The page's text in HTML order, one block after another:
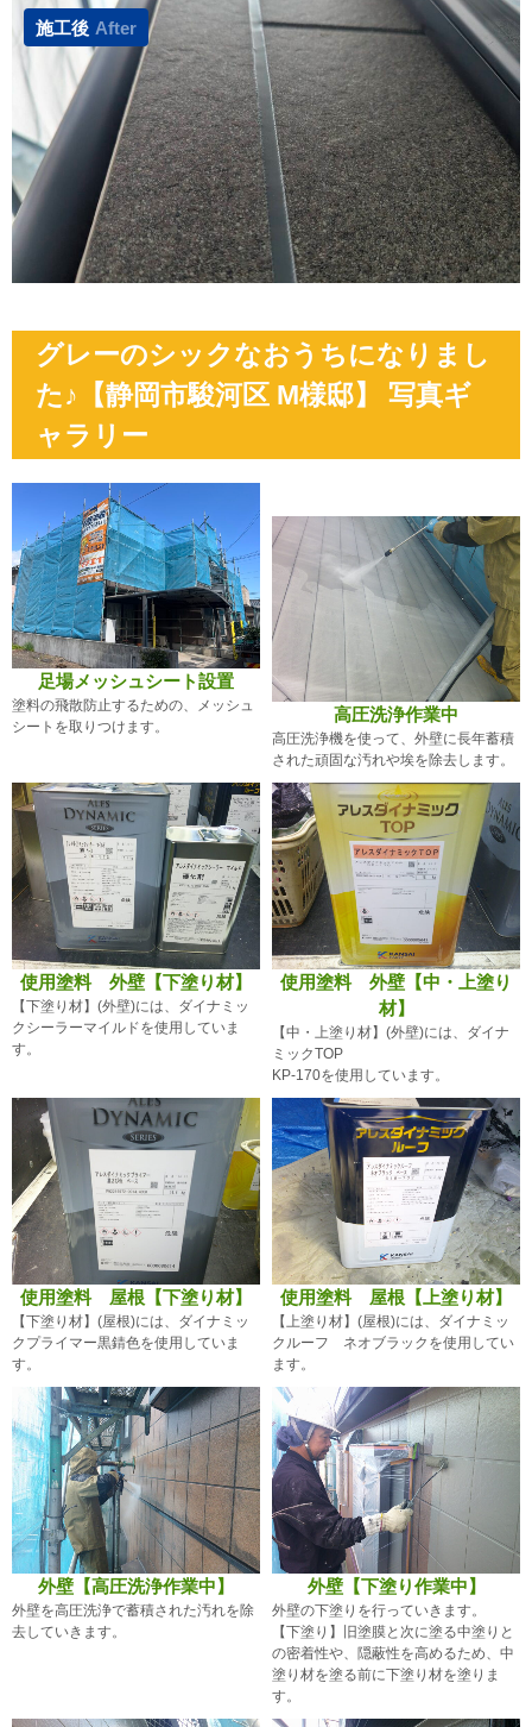
施工後 After
グレーのシックなおうちになりまし
た♪【静岡市駿河区 M様邸】 写真ギ
ャラリー
足場メッシュシート設置
塗料の飛散防止するための、メッシュ
シートを取りつけます。
高圧洗浄作業中
高圧洗浄機を使って、外壁に長年蓄積
された頑固な汚れや埃を除去します。
使用塗料 外壁【下塗り材】
【下塗り材】(外壁)には、ダイナミッ
クシーラーマイルドを使用していま
す。
使用塗料 外壁【中・上塗り
材】
【中・上塗り材】(外壁)には、ダイナ
ミックTOP
KP-170を使用しています。
使用塗料 屋根【下塗り材】
【下塗り材】(屋根)には、ダイナミッ
クプライマー黒錆色を使用していま
す。
使用塗料 屋根【上塗り材】
【上塗り材】(屋根)には、ダイナミッ
クルーフ ネオブラックを使用してい
ます。
外壁【高圧洗浄作業中】
外壁を高圧洗浄で蓄積された汚れを除
去していきます。
外壁【下塗り作業中】
外壁の下塗りを行っていきます。
【下塗り】旧塗膜と次に塗る中塗りと
の密着性や、隠蔽性を高めるため、中
塗り材を塗る前に下塗り材を塗りま
す。